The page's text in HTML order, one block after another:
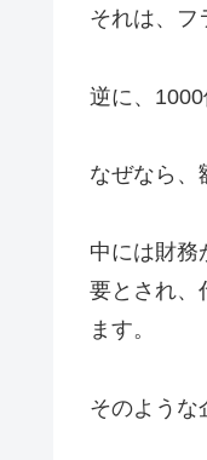
それは、フ
逆に、
なぜなら、
中には財務
要とされ、
ます。
そのような